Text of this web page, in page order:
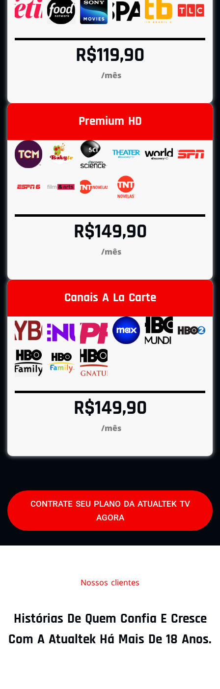
R$119,90
/mês
Premium HD
R$149,90
/mês
Canais A La Carte
R$149,90
/mês
CONTRATE SEU PLANO DA ATUALTEK TV
AGORA
Nossos clientes
Histórias De Quem Confia E Cresce
Com A Atualtek Há Mais De 18 Anos.